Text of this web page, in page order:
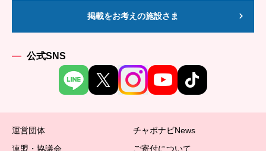
掲載をお考えの施設さま
公式SNS
運営団体
チャボナビNews
連盟・協議会
ご寄付について